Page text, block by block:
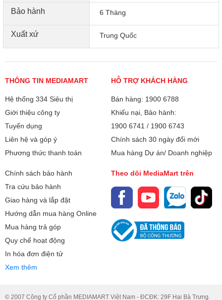
Bảo hành 6 Tháng
Xuất xứ Trung Quốc
THÔNG TIN MEDIAMART
Hệ thống 334 Siêu thị
Giới thiệu công ty
Tuyển dụng
Liên hệ và góp ý
Phương thức thanh toán
HỖ TRỢ KHÁCH HÀNG
Bán hàng: 1900 6788
Khiếu nại, Bảo hành:
1900 6741 / 1900 6743
Chính sách 30 ngày đổi mới
Mua hàng Dự án/ Doanh nghiệp
Chính sách bảo hành
Tra cứu bảo hành
Giao hàng và lắp đặt
Hướng dẫn mua hàng Online
Mua hàng trả góp
Quy chế hoạt động
In hóa đơn điện tử
Xem thêm
Theo dõi MediaMart trên
© 2007 Công ty Cổ phần MEDIAMART Việt Nam - ĐCĐK: 29F Hai Bà Trưng.